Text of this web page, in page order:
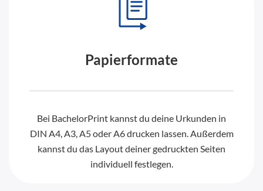
Papierformate
Bei BachelorPrint kannst du deine Urkunden in
DIN A4, A3, A5 oder A6 drucken lassen. Außerdem
kannst du das Layout deiner gedruckten Seiten
individuell festlegen.